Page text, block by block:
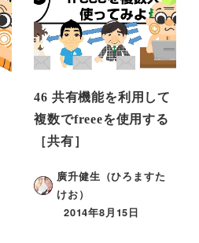
46 共有機能を利用して
複数でfreeeを使用する
［共有］
廣升健生（ひろますた
けお）
2014年8月15日